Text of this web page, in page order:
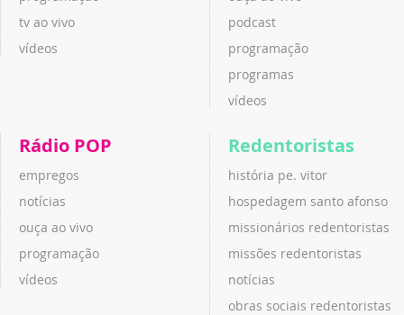
tv ao vivo
vídeos
podcast
programação
programas
vídeos
Rádio POP
empregos
notícias
ouça ao vivo
programação
vídeos
Redentoristas
história pe. vitor
hospedagem santo afonso
missionários redentoristas
missões redentoristas
notícias
obras sociais redentoristas